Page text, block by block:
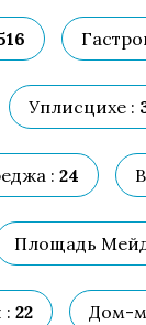
Уплисцихе :
: 24
Площадь
: 22 Дом-